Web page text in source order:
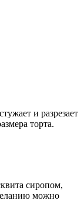
и разрезает
торта.
сиропом,
можно